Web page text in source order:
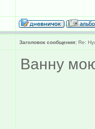
Заголовок сообщения: Re:
Ванну